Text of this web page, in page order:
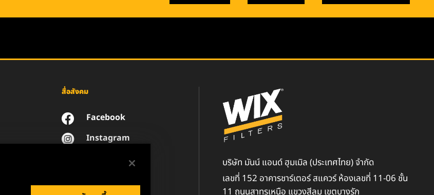
สื่อสังคม
Facebook
Instagram
บริษัท มันน์ แอนด์ ฮุมเมิล (ประเทศไทย) จำกัด
เลขที่ 152 อาคารชาร์เตอร์ สแควร์ ห้องเลขที่ 11-06 ชั้น
11 ถนนสาทรเหนือ แขวงสีลม เขตบางรัก